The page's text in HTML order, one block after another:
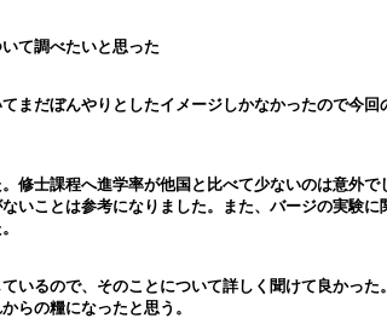
て調べたいと思った
まだぼんやりとしたイメージしかなかったので今
修士課程へ進学率が他国と比べて少ないのは意外
いことは参考になりました。また、バージの実験に
いるので、そのことについて詳しく聞けて良かっ
らの糧になったと思う。